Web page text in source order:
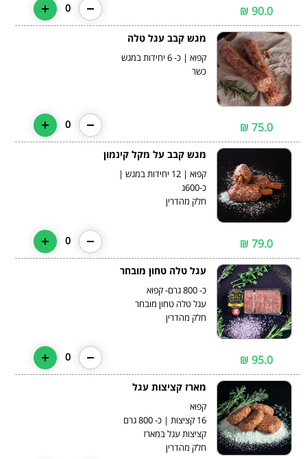
90.0 ₪
0
מגש קבב עגל טלה
קפוא | כ- 6 יחידות במגש
כשר
75.0 ₪
0
מגש קבב על מקל קינמון
קפוא | 12 יחידות במגש |
כ-600ג
חלק מהדרין
79.0 ₪
0
עגל טלה טחון מובחר
כ- 800 גרם- קפוא
עגל טלה טחון מובחר
חלק מהדרין
95.0 ₪
0
מארז קציצות עגל
קפוא
קציצות עגל במארז
חלק מהדרין